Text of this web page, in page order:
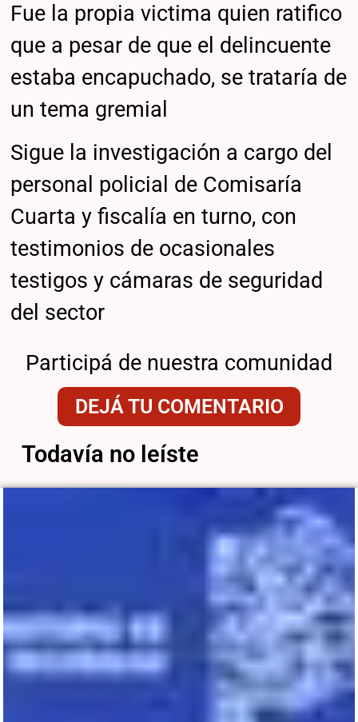
Fue la propia victima quien ratifico
que a pesar de que el delincuente
estaba encapuchado, se trataría de
un tema gremial
Sigue la investigación a cargo del
personal policial de Comisaría
Cuarta y fiscalía en turno, con
testimonios de ocasionales
testigos y cámaras de seguridad
del sector
Participá de nuestra comunidad
DEJÁ TU COMENTARIO
Todavía no leíste